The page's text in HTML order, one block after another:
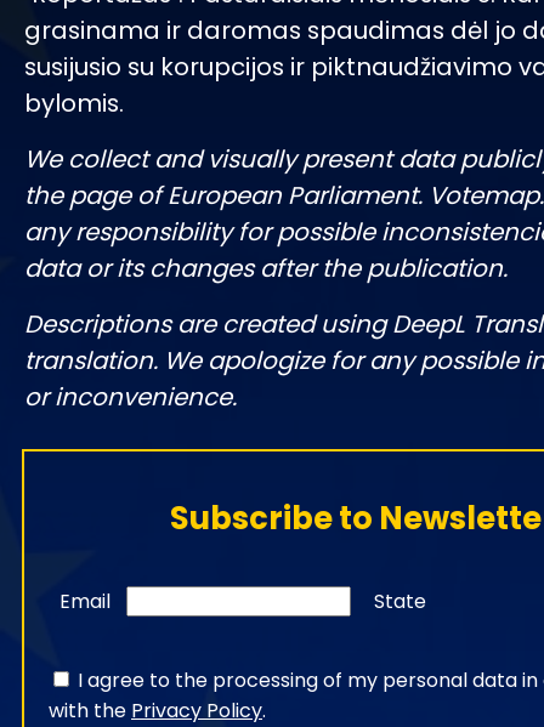
grasinama ir daromas spaudimas dėl jo
susijusio su korupcijos ir piktnaudžiavimo
bylomis.
We collect and visually present data
the page of European Parliament.
any responsibility for possible
data or its changes after the publication.
Descriptions are created using DeepL
translation. We apologize for any possible
or inconvenience.
Subscribe to
Email State
I agree to the processing of my personal data
with the Privacy Policy.